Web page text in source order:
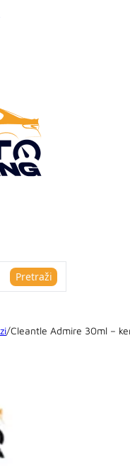
Pretraži
/Cleantle Admire 30ml –